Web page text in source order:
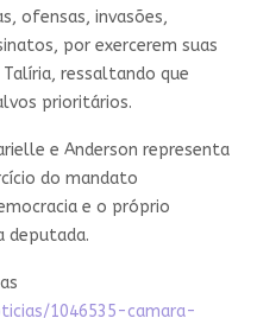
ofensas, invasões,
por exercerem suas
ressaltando que
prioritários.
e Anderson representa
do mandato
e o próprio
deputada.
1046535-camara-